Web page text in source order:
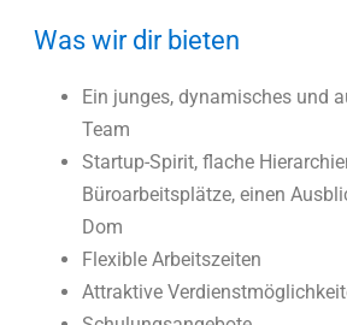
Was wir dir bieten
Ein junges, dynamisches und
Team
Startup-Spirit, flache
Büroarbeitsplätze, einen
Dom
Flexible Arbeitszeiten
Attraktive